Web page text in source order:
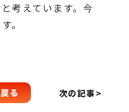
考えています。今
。
る 次の記事>